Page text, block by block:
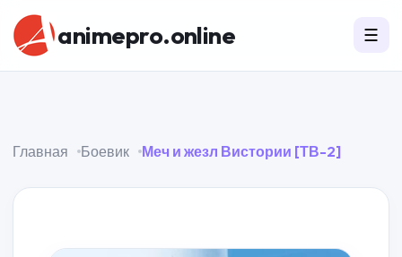
animepro.online ☰
Главная Боевик Меч и жезл Вистории [ТВ-2]